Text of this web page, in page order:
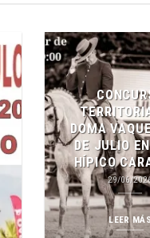
DOMA
DE JULIO
HÍPICO
29/06/
LEER MÁS